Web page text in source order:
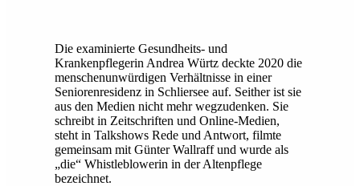
Die examinierte Gesundheits- und
Krankenpflegerin Andrea Würtz deckte 2020 die
menschenunwürdigen Verhältnisse in einer
Seniorenresidenz in Schliersee auf. Seither ist sie
aus den Medien nicht mehr wegzudenken. Sie
schreibt in Zeitschriften und Online-Medien,
steht in Talkshows Rede und Antwort, filmte
gemeinsam mit Günter Wallraff und wurde als
„die“ Whistleblowerin in der Altenpflege
bezeichnet.